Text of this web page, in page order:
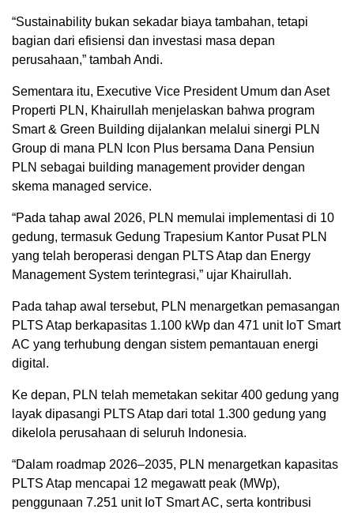
“Sustainability bukan sekadar biaya tambahan, tetapi
bagian dari efisiensi dan investasi masa depan
perusahaan,” tambah Andi.
Sementara itu, Executive Vice President Umum dan Aset
Properti PLN, Khairullah menjelaskan bahwa program
Smart & Green Building dijalankan melalui sinergi PLN
Group di mana PLN Icon Plus bersama Dana Pensiun
PLN sebagai building management provider dengan
skema managed service.
“Pada tahap awal 2026, PLN memulai implementasi di 10
gedung, termasuk Gedung Trapesium Kantor Pusat PLN
yang telah beroperasi dengan PLTS Atap dan Energy
Management System terintegrasi,” ujar Khairullah.
Pada tahap awal tersebut, PLN menargetkan pemasangan
PLTS Atap berkapasitas 1.100 kWp dan 471 unit IoT Smart
AC yang terhubung dengan sistem pemantauan energi
digital.
Ke depan, PLN telah memetakan sekitar 400 gedung yang
layak dipasangi PLTS Atap dari total 1.300 gedung yang
dikelola perusahaan di seluruh Indonesia.
“Dalam roadmap 2026–2035, PLN menargetkan kapasitas
PLTS Atap mencapai 12 megawatt peak (MWp),
penggunaan 7.251 unit IoT Smart AC, serta kontribusi